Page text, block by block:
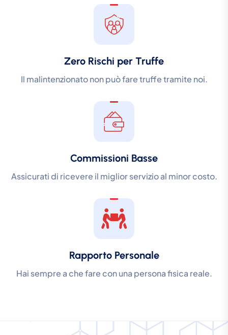
Zero Rischi per Truffe
Il malintenzionato non può fare truffe tramite noi.
Commissioni Basse
Assicurati di ricevere il miglior servizio al minor costo.
Rapporto Personale
Hai sempre a che fare con una persona fisica reale.